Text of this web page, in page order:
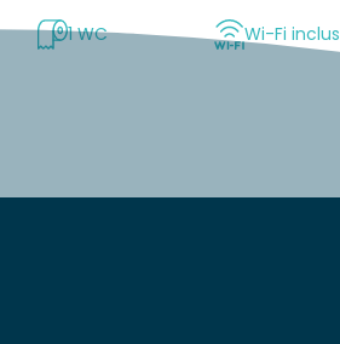
1 WC
Wi-Fi inclus